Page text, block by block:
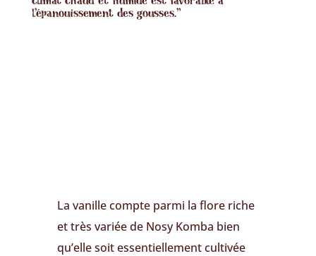
l'épanouissement des gousses."
La vanille compte parmi la flore riche
et très variée de Nosy Komba bien
qu’elle soit essentiellement cultivée